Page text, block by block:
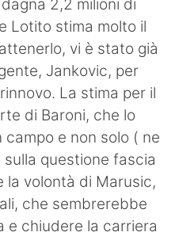
2,2 milioni di
Lotito stima molto il
vi è stato già
Jankovic, per
La stima per il
di Baroni, che lo
e non solo ( ne
questione fascia
la volontà di Marusic,
che sembrerebbe
e chiudere la carriera